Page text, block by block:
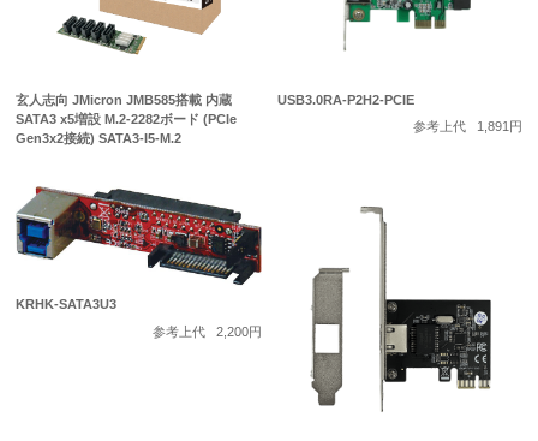
玄人志向 JMicron JMB585搭載 内蔵
SATA3 x5増設 M.2-2282ボード (PCIe
Gen3x2接続) SATA3-I5-M.2
USB3.0RA-P2H2-PCIE
参考上代
1,891円
KRHK-SATA3U3
参考上代
2,200円